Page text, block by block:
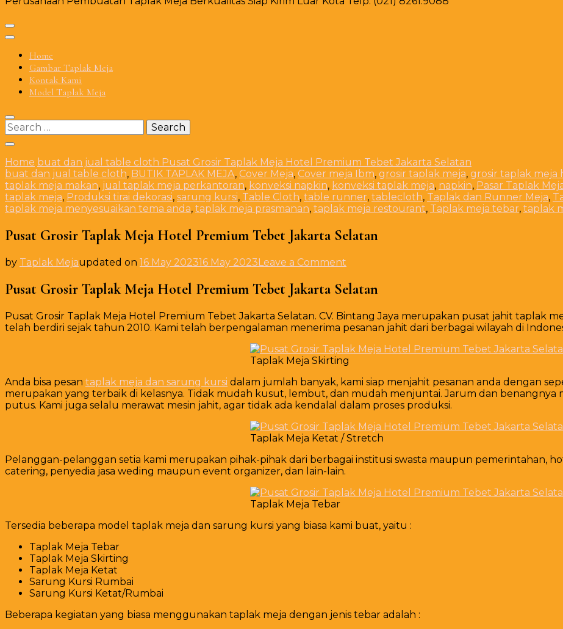
Home
Gambar Taplak Meja
Kontak Kami
Model Taplak Meja
Search
for:
Home buat dan jual table cloth Pusat Grosir Taplak Meja Hotel Premium Tebet Jakarta Selatan
buat dan jual table cloth, BUTIK TAPLAK MEJA, Cover Meja, Cover meja Ibm, grosir taplak meja, grosir taplak meja
taplak meja makan, jual taplak meja perkantoran, konveksi napkin, konveksi taplak meja, napkin, Pasar Taplak
taplak meja, Produksi tirai dekorasi, sarung kursi, Table Cloth, table runner, tablecloth, Taplak dan Runner Meja,
taplak meja menyesuaikan tema anda, taplak meja prasmanan, taplak meja restourant, Taplak meja tebar, taplak
Pusat Grosir Taplak Meja Hotel Premium Tebet Jakarta Selatan
by Taplak Mejaupdated on 16 May 202316 May 2023Leave a Comment
Grosir
Taplak
Hotel
Premium
Tebet
Jakarta
Selatan
Pusat Grosir Taplak Meja Hotel Premium Tebet Jakarta Selatan
Pusat Grosir Taplak Meja Hotel Premium Tebet Jakarta Selatan. CV. Bintang Jaya merupakan pusat jahit taplak
telah berdiri sejak tahun 2010. Kami telah berpengalaman menerima pesanan jahit dari berbagai wilayah di
Taplak Meja Skirting
Anda bisa pesan taplak meja dan sarung kursi dalam jumlah banyak, kami siap menjahit pesanan anda dengan
merupakan yang terbaik di kelasnya. Tidak mudah kusut, lembut, dan mudah menjuntai. Jarum dan
putus. Kami juga selalu merawat mesin jahit, agar tidak ada kendalal dalam proses produksi.
Taplak Meja Ketat / Stretch
Pelanggan-pelanggan setia kami merupakan pihak-pihak dari berbagai institusi swasta maupun pemerintahan,
catering, penyedia jasa weding maupun event organizer, dan lain-lain.
Taplak Meja Tebar
Tersedia beberapa model taplak meja dan sarung kursi yang biasa kami buat, yaitu :
Taplak Meja Tebar
Taplak Meja Skirting
Taplak Meja Ketat
Sarung Kursi Rumbai
Sarung Kursi Ketat/Rumbai
Beberapa kegiatan yang biasa menggunakan taplak meja dengan jenis tebar adalah :